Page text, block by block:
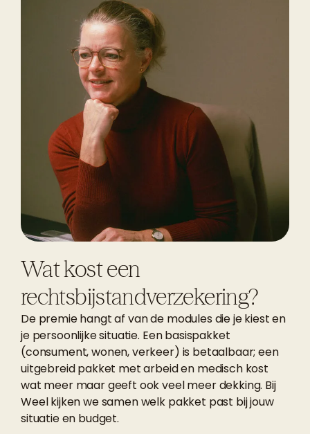
Wat kost een
rechtsbijstandverzekering?
De premie hangt af van de modules die je kiest en
je persoonlijke situatie. Een basispakket
(consument, wonen, verkeer) is betaalbaar; een
uitgebreid pakket met arbeid en medisch kost
wat meer maar geeft ook veel meer dekking. Bij
Weel kijken we samen welk pakket past bij jouw
situatie en budget.